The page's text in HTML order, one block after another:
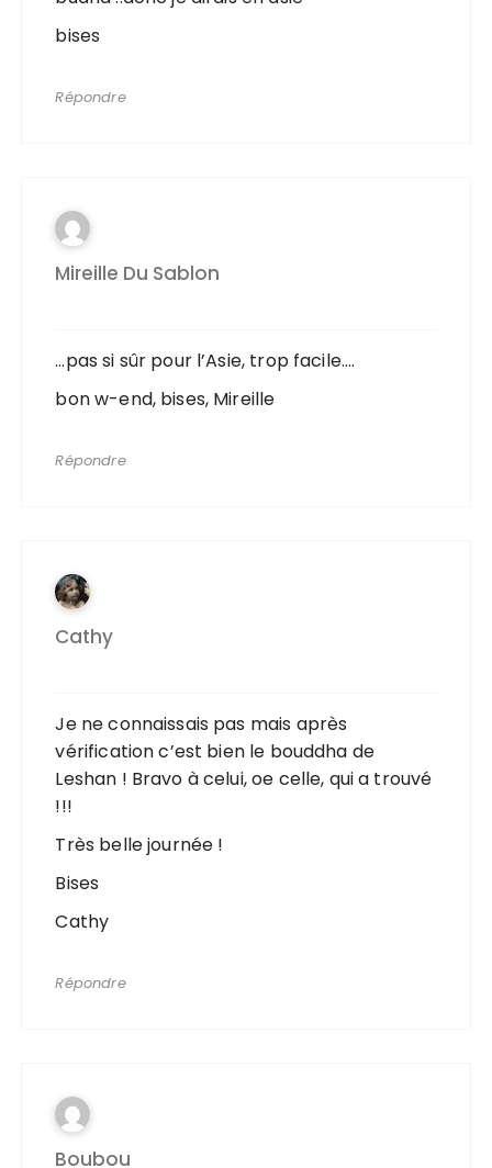
bises
Répondre
Mireille Du Sablon
…pas si sûr pour l’Asie, trop facile….
bon w-end, bises, Mireille
Répondre
Cathy
Je ne connaissais pas mais après
vérification c’est bien le bouddha de
Leshan ! Bravo à celui, oe celle, qui a trouvé
!!!
Très belle journée !
Bises
Cathy
Répondre
Boubou